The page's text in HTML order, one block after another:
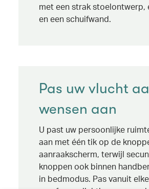
met een strak stoelontwerp,
en een schuifwand.
Pas uw vlucht
wensen aan
U past uw persoonlijke
aan met één tik op de
aanraakscherm, terwijl
knoppen ook binnen
in bedmodus. Pas vanuit